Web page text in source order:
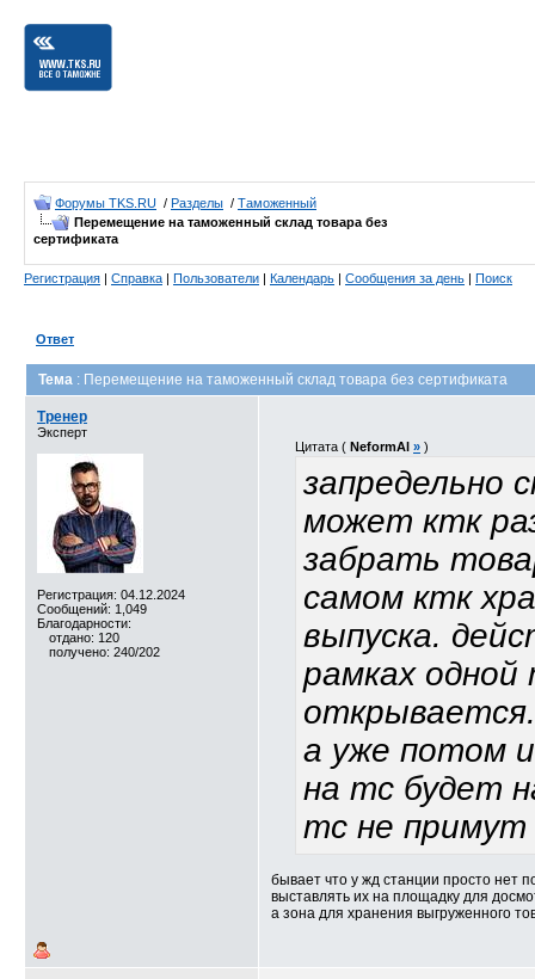
Форумы TKS.RU / Разделы / Таможенный
Перемещение на таможенный склад товара без
сертификата
Регистрация | Справка | Пользователи | Календарь | Сообщения за день | Поиск
Ответ
Тема : Перемещение на таможенный склад товара без сертификата
Тренер
Эксперт
Регистрация: 04.12.2024
Сообщений: 1,049
Благодарности:
отдано: 120
получено: 240/202
Цитата ( NeformAl » )
запредельно
может ктк
забрать
самом ктк
выпуска.
рамках
а уже потом
на тс будет
тс не примут
бывает что у жд станции просто нет
выставлять их на площадку для
а зона для хранения выгруженного